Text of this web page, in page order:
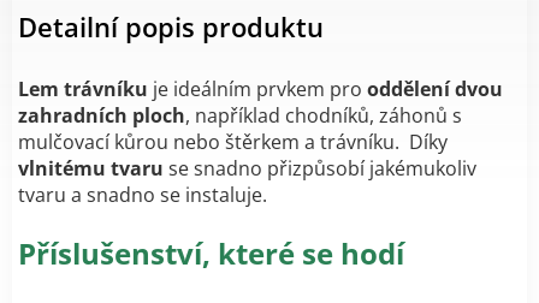
Detailní popis produktu
Lem trávníku je ideálním prvkem pro oddělení dvou
zahradních ploch, například chodníků, záhonů s
mulčovací kůrou nebo štěrkem a trávníku. Díky
vlnitému tvaru se snadno přizpůsobí jakémukoliv
tvaru a snadno se instaluje.
Příslušenství, které se hodí